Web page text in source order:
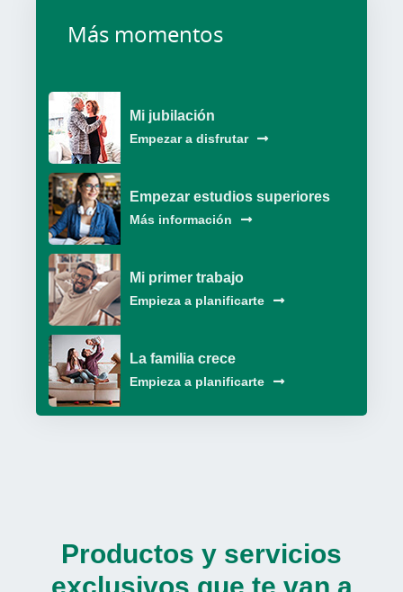
Más momentos
Mi jubilación
Empezar a disfrutar
Empezar estudios superiores
Más información
Mi primer trabajo
Empieza a planificarte
La familia crece
Empieza a planificarte
Productos y servicios